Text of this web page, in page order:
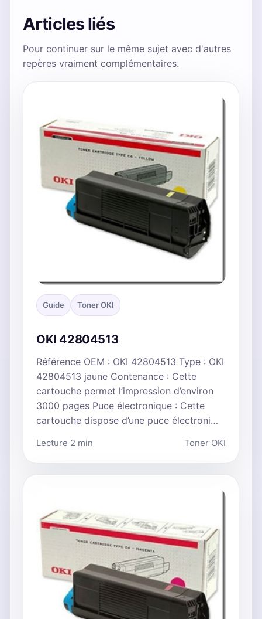
Articles liés
Pour continuer sur le même sujet avec d'autres
repères vraiment complémentaires.
Guide Toner OKI
OKI 42804513
Référence OEM : OKI 42804513 Type : OKI
42804513 jaune Contenance : Cette
cartouche permet l’impression d’environ
3000 pages Puce électronique : Cette
cartouche dispose d’une puce électroni…
Lecture 2 min Toner OKI